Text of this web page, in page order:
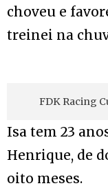
choveu e
treinei na
FDK Racing
Isa tem 23
Henrique, de
oito meses.